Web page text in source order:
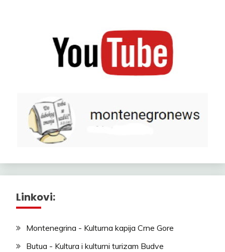
Linkovi:
Montenegrina - Kulturna kapija Crne Gore
Butua - Kultura i kulturni turizam Budve